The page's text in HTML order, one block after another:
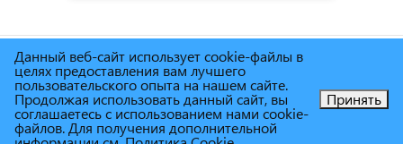
© Сеть магазинов инструмента и техники"Торговый дом
Снабженец" 1995г. - 2025г.
Позвоните нам!
Данный веб-сайт использует cookie-файлы в
целях предоставления вам лучшего
пользовательского опыта на нашем сайте.
Продолжая использовать данный сайт, вы
соглашаетесь с использованием нами cookie-
файлов. Для получения дополнительной
Принять